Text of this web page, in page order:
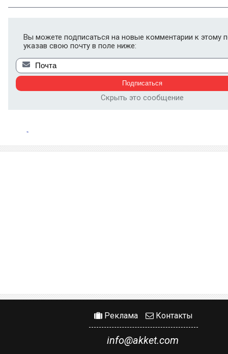
Вы можете подписаться на новые комментарии к этому
указав свою почту в поле ниже:
Скрыть это сообщение
Реклама Контакты
info@akket.com